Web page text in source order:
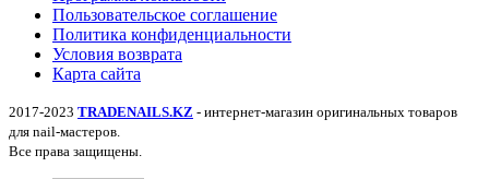
Пользовательское соглашение
Политика конфиденциальности
Условия возврата
Карта сайта
2017-2023 TRADENAILS.KZ - интернет-магазин оригинальных товаров
для nail-мастеров.
Все права защищены.